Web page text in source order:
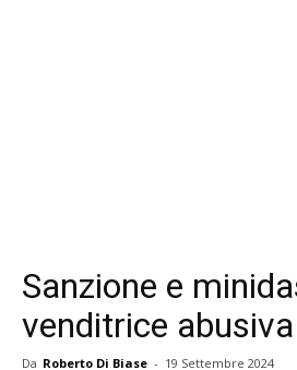
Sanzione e
venditrice
Da Roberto Di Biase - 19 Settembre 2024